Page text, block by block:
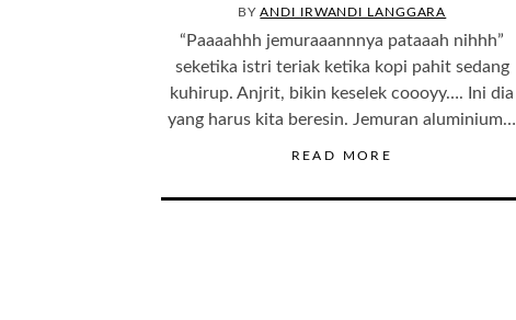
BYANDI IRWANDI LANGGARA
“Paaaahhh jemuraaannnya pataaah nihhh”
seketika istri teriak ketika kopi pahit sedang
kuhirup. Anjrit, bikin keselek coooyy…. Ini dia
yang harus kita beresin. Jemuran aluminium…
READ MORE